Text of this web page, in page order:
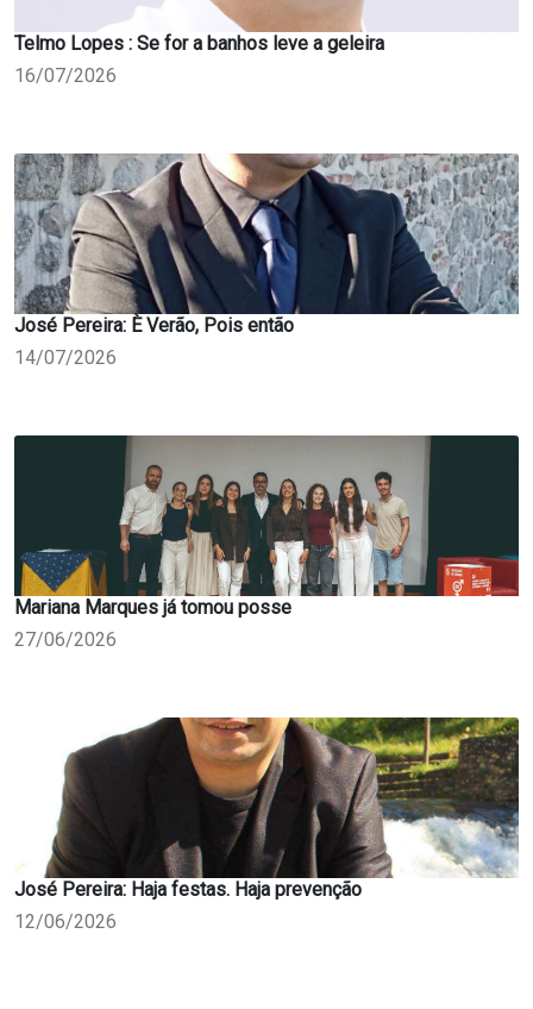
Telmo Lopes : Se for a banhos leve a geleira
16/07/2026
José Pereira: È Verão, Pois então
14/07/2026
Mariana Marques já tomou posse
27/06/2026
José Pereira: Haja festas. Haja prevenção
12/06/2026